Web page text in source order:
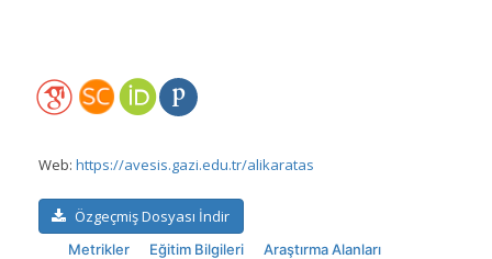
Web: https://avesis.gazi.edu.tr/alikaratas
Özgeçmiş Dosyası İndir
Metrikler Eğitim Bilgileri Araştırma Alanları